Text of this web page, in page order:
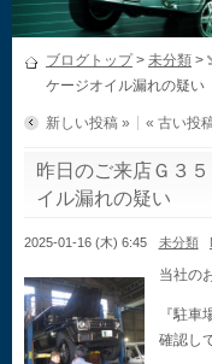
ブログトップ> 未分類 >
ケージオイル漏れの疑い
新しい投稿 » « 古い投
昨日のご来店Ｇ３
イル漏れの疑い
2025-01-16 (木) 6:45 未分類
当社の
『駐
確認し